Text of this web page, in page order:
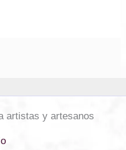
artistas y artesanos